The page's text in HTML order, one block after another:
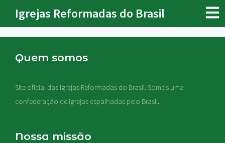
Igrejas Reformadas do Brasil
Quem somos
Site oficial das Igrejas Reformadas do Brasil. Somos uma
confederação de igrejas espalhadas pelo Brasil.
Nossa missão